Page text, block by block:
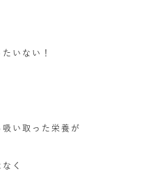
いない！
い取った栄養が
く